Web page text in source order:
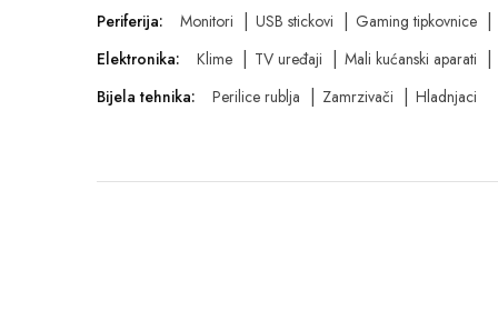
Chieftec
Circle
Cisco
Corsair
Periferija:
Monitori USB stickovi Gaming tipkovnice
Elektronika:
Klime TV uređaji Mali kućanski aparati
Bijela tehnika:
Perilice rublja Zamrzivači Hladnjaci